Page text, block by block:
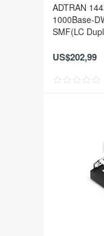
ADTRAN
1000Base-
SMF(LC
US$202,99